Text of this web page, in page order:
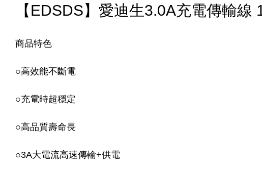
【EDSDS】愛迪生3.0A充電傳輸
商品特色
○高效能不斷電
○充電時超穩定
○高品質壽命長
○3A大電流高速傳輸+供電